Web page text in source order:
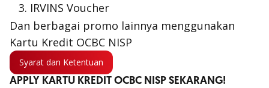
IRVINS Voucher
Dan berbagai promo lainnya menggunakan
Kartu Kredit OCBC NISP
Syarat dan Ketentuan
APPLY KARTU KREDIT OCBC NISP SEKARANG!